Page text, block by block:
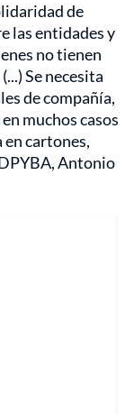
de
las entidades y
no tienen
Se necesita
de compañía,
muchos casos
cartones,
Antonio